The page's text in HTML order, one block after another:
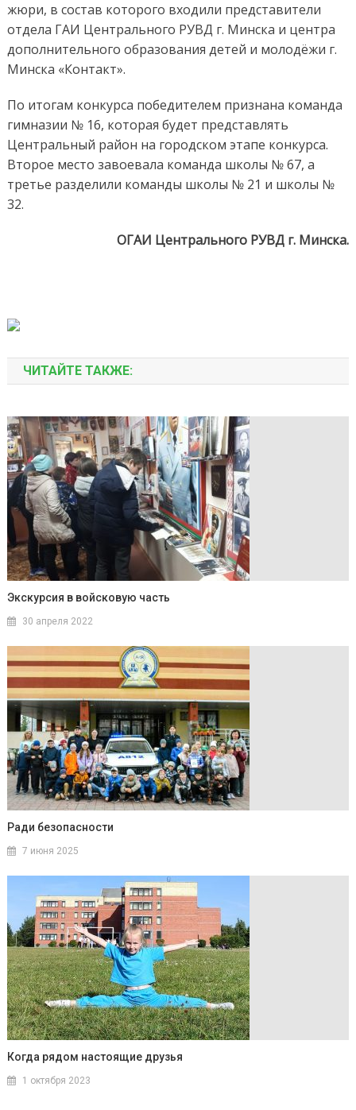
жюри, в состав которого входили представители
отдела ГАИ Центрального РУВД г. Минска и центра
дополнительного образования детей и молодёжи г.
Минска «Контакт».
По итогам конкурса победителем признана команда
гимназии № 16, которая будет представлять
Центральный район на городском этапе конкурса.
Второе место завоевала команда школы № 67, а
третье разделили команды школы № 21 и школы №
32.
ОГАИ Центрального РУВД г. Минска.
ЧИТАЙТЕ ТАКЖЕ:
Экскурсия в войсковую часть
30 апреля 2022
Ради безопасности
7 июня 2025
Когда рядом настоящие друзья
1 октября 2023